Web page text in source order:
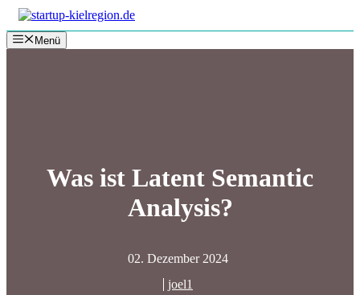
Zum
Inhalt
springenMenü
Was ist Latent Semantic
Analysis?
02. Dezember 2024
joel1